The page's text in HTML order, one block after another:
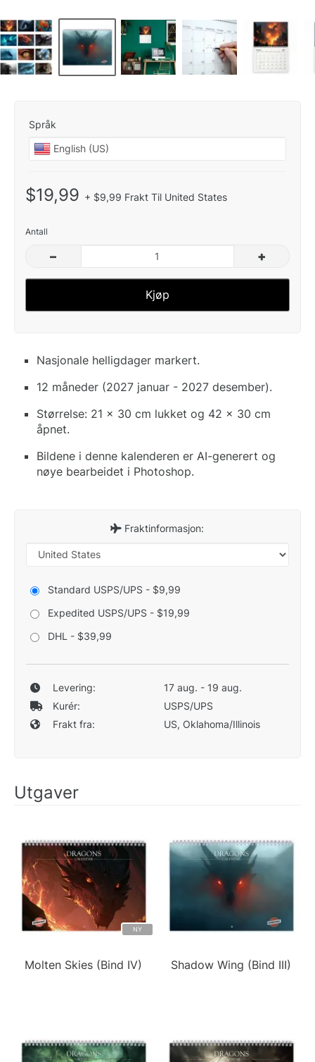
Språk
$19,99 + $9,99 Frakt Til United States
Antall
– +
Kjøp
Nasjonale helligdager markert.
12 måneder (2027 januar - 2027 desember).
Størrelse: 21 x 30 cm lukket og 42 x 30 cm
åpnet.
Bildene i denne kalenderen er AI-generert og
nøye bearbeidet i Photoshop.
Fraktinformasjon:
Standard USPS/UPS - $9,99
Expedited USPS/UPS - $19,99
DHL - $39,99
Levering:
17 aug. - 19 aug.
Kurér:
USPS/UPS
Frakt fra:
US, Oklahoma/Illinois
Utgaver
NY
Molten Skies (Bind IV) Shadow Wing (Bind III)